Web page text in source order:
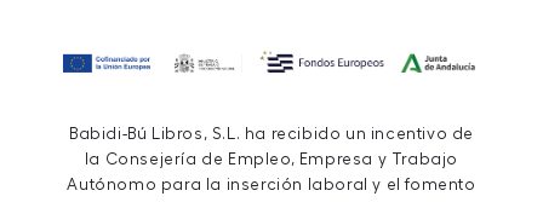
Babidi-Bú Libros, S.L. ha recibido un incentivo de
la Consejería de Empleo, Empresa y Trabajo
Autónomo para la inserción laboral y el fomento